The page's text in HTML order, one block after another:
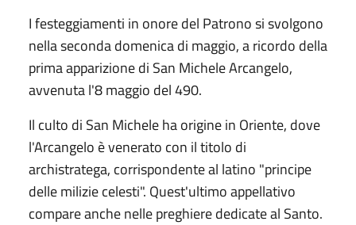
I festeggiamenti in onore del Patrono si svolgono
nella seconda domenica di maggio, a ricordo della
prima apparizione di San Michele Arcangelo,
avvenuta l'8 maggio del 490.
Il culto di San Michele ha origine in Oriente, dove
l'Arcangelo è venerato con il titolo di
archistratega, corrispondente al latino "principe
delle milizie celesti". Quest'ultimo appellativo
compare anche nelle preghiere dedicate al Santo.